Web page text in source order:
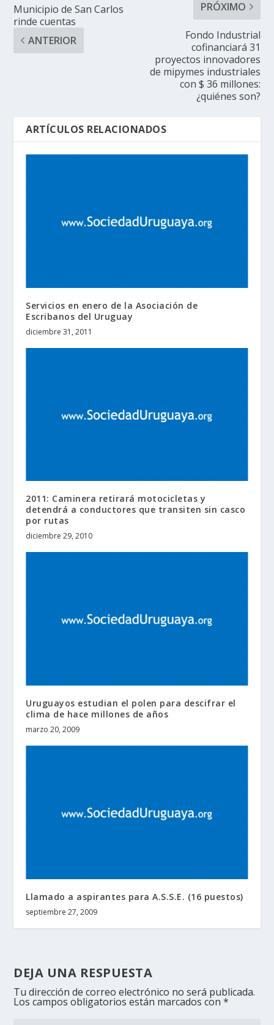
Municipio de San Carlos
rinde cuentas
ANTERIOR
PRÓXIMO
Fondo Industrial
cofinanciará 31
proyectos innovadores
de mipymes industriales
con $ 36 millones:
¿quiénes son?
ARTÍCULOS RELACIONADOS
Servicios en enero de la Asociación de
Escribanos del Uruguay
diciembre 31, 2011
2011: Caminera retirará motocicletas y
detendrá a conductores que transiten sin casco
por rutas
diciembre 29, 2010
Uruguayos estudian el polen para descifrar el
clima de hace millones de años
marzo 20, 2009
Llamado a aspirantes para A.S.S.E. (16 puestos)
septiembre 27, 2009
DEJA UNA RESPUESTA
Tu dirección de correo electrónico no será publicada.
Los campos obligatorios están marcados con*